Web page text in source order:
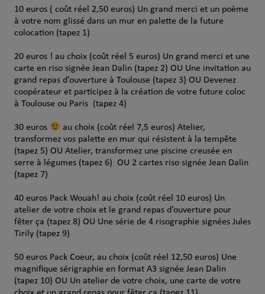
10 euros ( coût réel 2,50 euros) Un grand merci et un poème
à votre nom glissé dans un mur en palette de la future
colocation (tapez 1)
20 euros ! au choix (coût réel 5 euros) Un grand merci et une
carte en riso signée Jean Dalin (tapez 2) OU Une invitation au
grand repas d’ouverture à Toulouse (tapez 3) OU Devenez
coopérateur et participez à la création de votre future coloc
à Toulouse ou Paris (tapez 4)
30 euros
au choix (coût réel 7,5 euros) Atelier,
transformez vos palette en mur qui résistent à la tempête
(tapez 5) OU Atelier, transformez une piscine creusée en
serre à légumes (tapez 6) OU 2 cartes riso signée Jean Dalin
(tapez 7)
40 euros Pack Wouah! au choix (coût réel 10 euros) Un
atelier de votre choix et le grand repas d’ouverture pour
fêter ça (tapez 8) OU Une série de 4 risographie signées Jules
Tirily (tapez 9)
50 euros Pack Coeur, au choix (coût réel 12,50 euros) Une
magnifique sérigraphie en format A3 signée Jean Dalin
(tapez 10) OU Un atelier de votre choix, une carte de votre